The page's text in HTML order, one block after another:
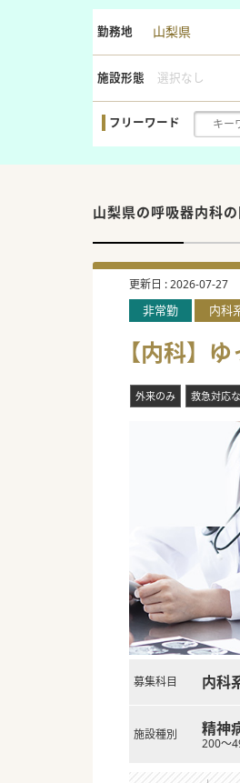
勤務地 山梨県
施設形態 選択なし
フリーワード
山梨県の呼吸器内科の
更新日 :2026-07-27
非常勤 内科
【内科】
外来のみ 救急対応
募集科目 内科
施設種別 精神
200～